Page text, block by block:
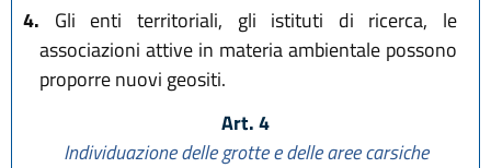
4. Gli enti territoriali, gli istituti di ricerca, le
associazioni attive in materia ambientale possono
proporre nuovi geositi.
Art. 4
Individuazione delle grotte e delle aree carsiche